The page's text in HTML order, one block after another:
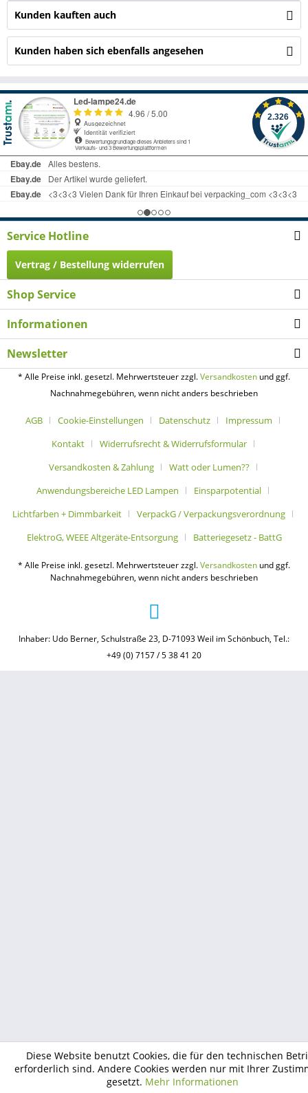
Kunden kauften auch
Kunden haben sich ebenfalls angesehen
Service Hotline
Vertrag / Bestellung widerrufen
Shop Service
Informationen
Newsletter
* Alle Preise inkl. gesetzl. Mehrwertsteuer zzgl.Versandkosten und ggf.
Nachnahmegebühren, wenn nicht anders beschrieben
AGB Cookie-Einstellungen Datenschutz
Impressum
Kontakt
Widerrufsrecht & Widerrufsformular
Versandkosten & Zahlung
Watt oder Lumen??
Anwendungsbereiche LED Lampen
Einsparpotential
Lichtfarben + Dimmbarkeit
VerpackG / Verpackungsverordnung
ElektroG, WEEE Altgeräte-Entsorgung
Batteriegesetz - BattG
* Alle Preise inkl. gesetzl. Mehrwertsteuer zzgl.Versandkosten und ggf.
Nachnahmegebühren, wenn nicht anders beschrieben
Inhaber: Udo Berner, Schulstraße 23, D-71093 Weil im Schönbuch, Tel.:
+49 (0) 7157 / 5 38 41 20
Diese Website benutzt Cookies, die für den technischen
erforderlich sind. Andere Cookies werden nur mit Ihrer
gesetzt. Mehr Informationen